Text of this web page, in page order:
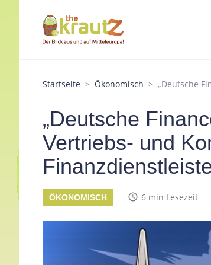
Startseite Ökonomisch „Deutsche
„Deutsche
Vertriebs- und
ÖKONOMISCH access_time 6 min Lesezeit